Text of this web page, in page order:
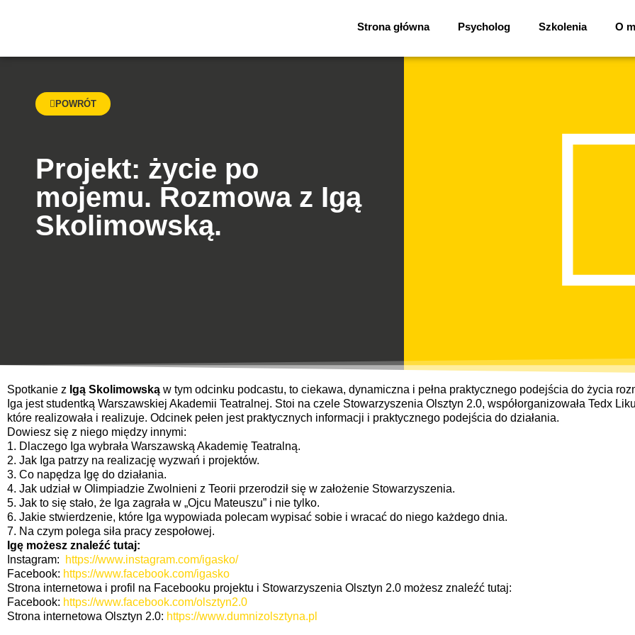
Strona główna Psycholog Szkolenia O
POWRÓT
Projekt: życie po
mojemu. Rozmowa z Igą
Skolimowską.
Spotkanie z Igą Skolimowską w tym odcinku podcastu, to ciekawa, dynamiczna i pełna praktycznego podejścia do życia
Iga jest studentką Warszawskiej Akademii Teatralnej. Stoi na czele Stowarzyszenia Olsztyn 2.0, współorganizowała Tedx
które realizowała i realizuje. Odcinek pełen jest praktycznych informacji i praktycznego podejścia do działania.
Dowiesz się z niego między innymi:
1. Dlaczego Iga wybrała Warszawską Akademię Teatralną.
2. Jak Iga patrzy na realizację wyzwań i projektów.
3. Co napędza Igę do działania.
4. Jak udział w Olimpiadzie Zwolnieni z Teorii przerodził się w założenie Stowarzyszenia.
5. Jak to się stało, że Iga zagrała w „Ojcu Mateuszu” i nie tylko.
6. Jakie stwierdzenie, które Iga wypowiada polecam wypisać sobie i wracać do niego każdego dnia.
7. Na czym polega siła pracy zespołowej.
Igę możesz znaleźć tutaj:
Instagram:
https://www.instagram.com/igasko/
Facebook: https://www.facebook.com/igasko
Strona internetowa i profil na Facebooku projektu i Stowarzyszenia Olsztyn 2.0 możesz znaleźć tutaj:
​Facebook: ​https://www.facebook.com/olsztyn2.0
Strona internetowa Olsztyn 2.0: https://​www.dumnizolsztyna.pl